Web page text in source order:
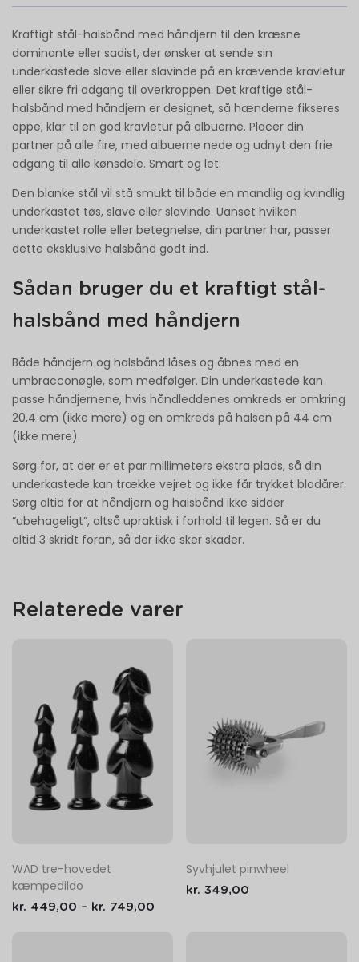
Kraftigt stål-halsbånd med håndjern til den kræsne
dominante eller sadist, der ønsker at sende sin
underkastede slave eller slavinde på en krævende kravletur
eller sikre fri adgang til overkroppen. Det kraftige stål-
halsbånd med håndjern er designet, så hænderne fikseres
oppe, klar til en god kravletur på albuerne. Placer din
partner på alle fire, med albuerne nede og udnyt den frie
adgang til alle kønsdele. Smart og let.
Den blanke stål vil stå smukt til både en mandlig og kvindlig
underkastet tøs, slave eller slavinde. Uanset hvilken
underkastet rolle eller betegnelse, din partner har, passer
dette eksklusive halsbånd godt ind.
Sådan bruger du et kraftigt stål-
halsbånd med håndjern
Både håndjern og halsbånd låses og åbnes med en
umbracconøgle, som medfølger. Din underkastede kan
passe håndjernene, hvis håndleddenes omkreds er omkring
20,4 cm (ikke mere) og en omkreds på halsen på 44 cm
(ikke mere).
Sørg for, at der er et par millimeters ekstra plads, så din
underkastede kan trække vejret og ikke får trykket blodårer.
Sørg altid for at håndjern og halsbånd ikke sidder
”ubehageligt”, altså upraktisk i forhold til legen. Så er du
altid 3 skridt foran, så der ikke sker skader.
Relaterede varer
WAD tre-hovedet
kæmpedildo
kr. 449,00 – kr. 749,00
Syvhjulet pinwheel
kr. 349,00